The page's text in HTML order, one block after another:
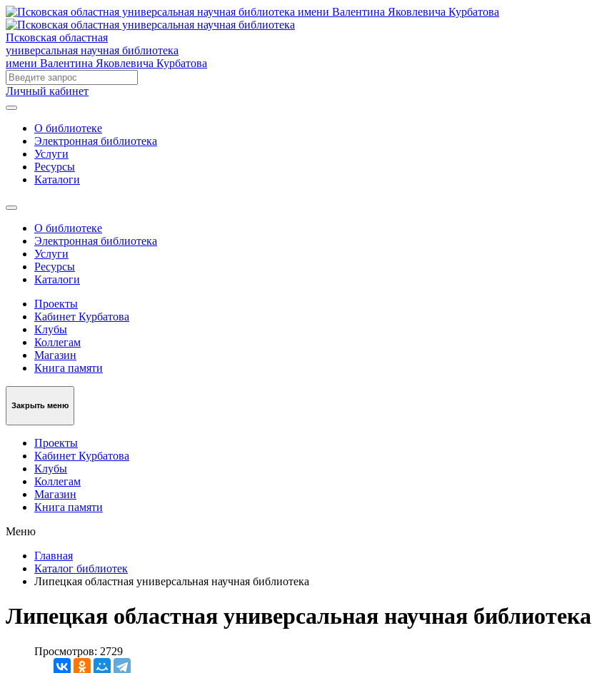
Псковская областная
универсальная научная библиотека
имени Валентина Яковлевича Курбатова
Личный кабинет
О библиотеке
Электронная библиотека
Услуги
Ресурсы
Каталоги
О библиотеке
Электронная библиотека
Услуги
Ресурсы
Каталоги
Проекты
Кабинет Курбатова
Клубы
Коллегам
Магазин
Книга памяти
Закрыть меню
Проекты
Кабинет Курбатова
Клубы
Коллегам
Магазин
Книга памяти
Меню
Главная
Каталог библиотек
Липецкая областная универсальная научная библиотека
Липецкая областная универсальная научная библиотека
Просмотров: 2729